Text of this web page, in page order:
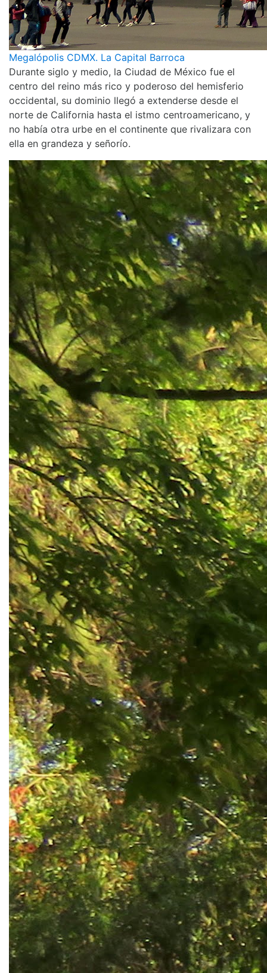
Megalópolis CDMX. La Capital Barroca
Durante siglo y medio, la Ciudad de México fue el
centro del reino más rico y poderoso del hemisferio
occidental, su dominio llegó a extenderse desde el
norte de California hasta el istmo centroamericano, y
no había otra urbe en el continente que rivalizara con
ella en grandeza y señorío.